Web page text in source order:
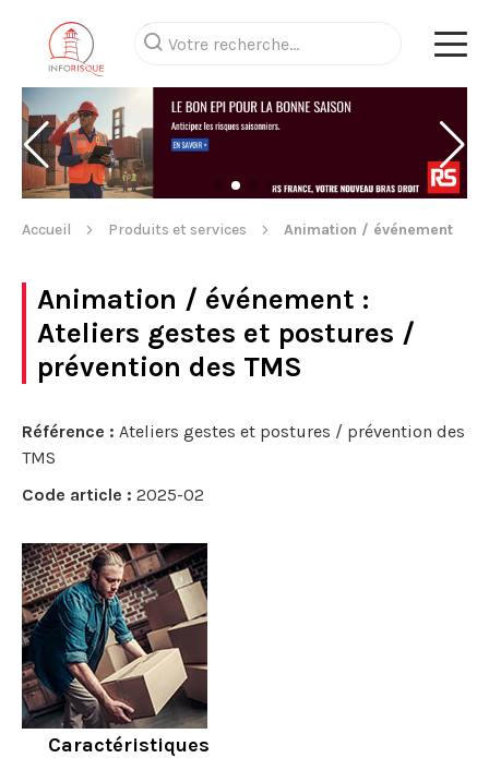
Accueil Produits et services Animation / événement
Animation / événement :
Ateliers gestes et postures /
prévention des TMS
Référence : Ateliers gestes et postures / prévention des
TMS
Code article : 2025-02
Caractéristiques